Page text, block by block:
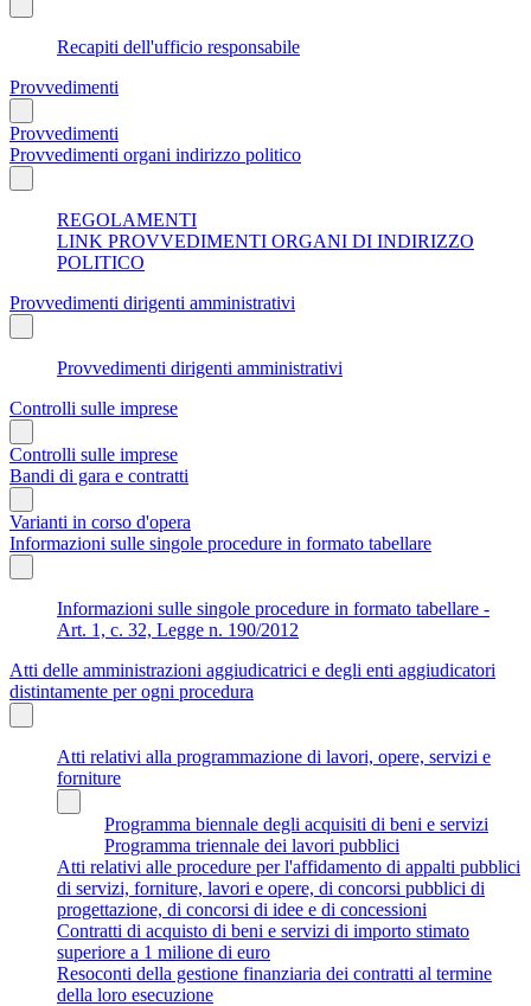
Recapiti dell'ufficio responsabile
Provvedimenti
Provvedimenti
Provvedimenti organi indirizzo politico
REGOLAMENTI
LINK PROVVEDIMENTI ORGANI DI INDIRIZZO
POLITICO
Provvedimenti dirigenti amministrativi
Provvedimenti dirigenti amministrativi
Controlli sulle imprese
Controlli sulle imprese
Bandi di gara e contratti
Varianti in corso d'opera
Informazioni sulle singole procedure in formato tabellare
Informazioni sulle singole procedure in formato tabellare -
Art. 1, c. 32, Legge n. 190/2012
Atti delle amministrazioni aggiudicatrici e degli enti aggiudicatori
distintamente per ogni procedura
Atti relativi alla programmazione di lavori, opere, servizi e
forniture
Programma biennale degli acquisiti di beni e servizi
Programma triennale dei lavori pubblici
Atti relativi alle procedure per l'affidamento di appalti pubblici
di servizi, forniture, lavori e opere, di concorsi pubblici di
progettazione, di concorsi di idee e di concessioni
Contratti di acquisto di beni e servizi di importo stimato
superiore a 1 milione di euro
Resoconti della gestione finanziaria dei contratti al termine
della loro esecuzione